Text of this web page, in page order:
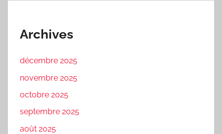
Archives
décembre 2025
novembre 2025
octobre 2025
septembre 2025
août 2025